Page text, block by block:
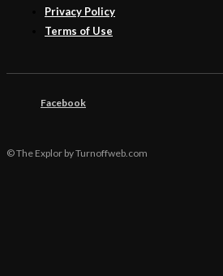
Privacy Policy
Terms of Use
Facebook
© The Explor by Turnoffweb.com